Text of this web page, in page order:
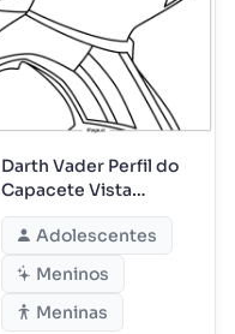
Darth Vader Perfil do
Capacete Vista
Lateral
Adolescentes
Meninos
Meninas